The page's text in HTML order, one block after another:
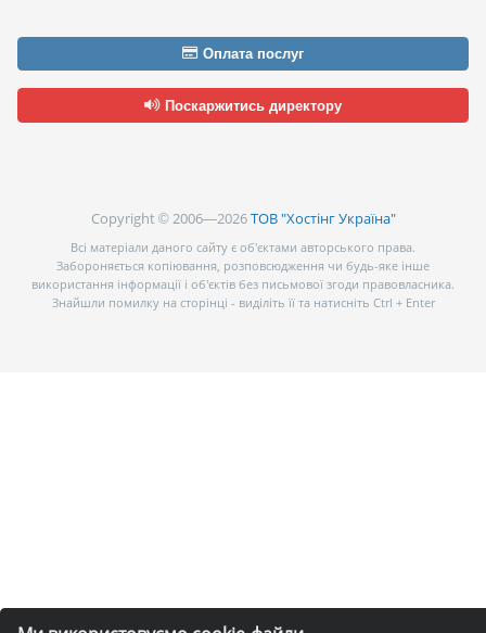
Оплата послуг
Поскаржитись директору
Copyright © 2006—2026ТОВ "Хостінг Україна"
Всі матеріали даного сайту є об’єктами авторського права.
Забороняється копіювання, розповсюдження чи будь-яке інше
використання інформації і об’єктів без письмової згоди правовласника.
Знайшли помилку на сторінці - виділіть її та натисніть Ctrl + Enter